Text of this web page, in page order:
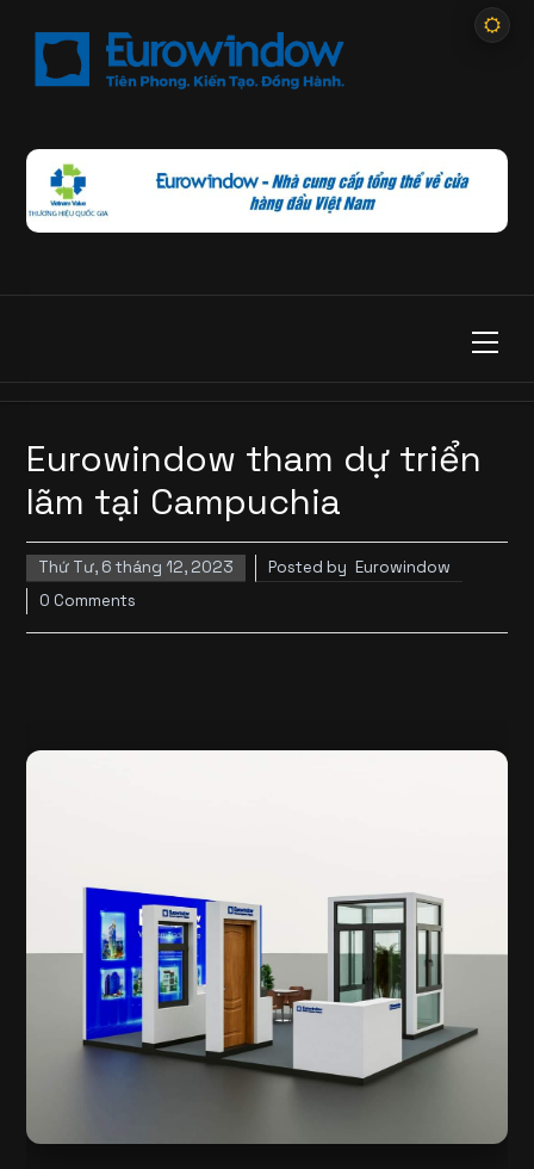
Eurowindow tham dự triển
lãm tại Campuchia
Thứ Tư, 6 tháng 12, 2023 Posted by Eurowindow
0 Comments